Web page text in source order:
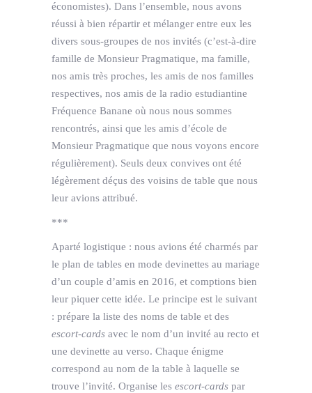
économistes). Dans l’ensemble, nous avons
réussi à bien répartir et mélanger entre eux les
divers sous-groupes de nos invités (c’est-à-dire
famille de Monsieur Pragmatique, ma famille,
nos amis très proches, les amis de nos familles
respectives, nos amis de la radio estudiantine
Fréquence Banane où nous nous sommes
rencontrés, ainsi que les amis d’école de
Monsieur Pragmatique que nous voyons encore
régulièrement). Seuls deux convives ont été
légèrement déçus des voisins de table que nous
leur avions attribué.
***
Aparté logistique : nous avions été charmés par
le plan de tables en mode devinettes au mariage
d’un couple d’amis en 2016, et comptions bien
leur piquer cette idée. Le principe est le suivant
: prépare la liste des noms de table et des
escort-cards avec le nom d’un invité au recto et
une devinette au verso. Chaque énigme
correspond au nom de la table à laquelle se
trouve l’invité. Organise les escort-cards par